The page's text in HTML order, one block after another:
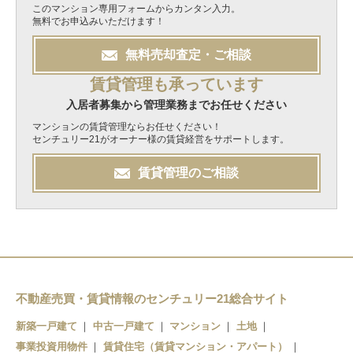
このマンション専用フォームからカンタン入力。
無料でお申込みいただけます！
無料売却査定・ご相談
賃貸管理も承っています
入居者募集から管理業務までお任せください
マンションの賃貸管理ならお任せください！
センチュリー21がオーナー様の賃貸経営をサポートします。
賃貸管理のご相談
不動産売買・賃貸情報のセンチュリー21総合サイト
新築一戸建て 中古一戸建て マンション
土地
事業投資用物件
賃貸住宅（賃貸マンション・アパート）